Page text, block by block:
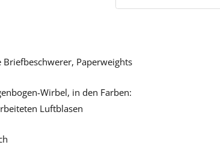
Paperweights
Wirbel, in den Farben:
Luftblasen